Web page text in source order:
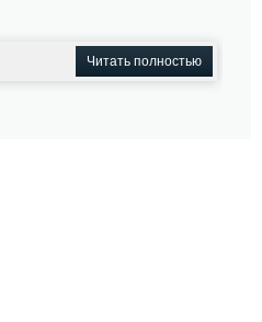
Читать полностью